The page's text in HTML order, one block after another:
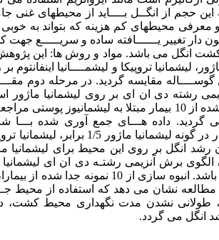
تهیه این حجم از انگــل بــــاید از محیطهای
از این رو معرفی محیطهای کم هزینه که
تغییر یــــــافته ساده و سریـــــع
انگل می باشد. مواد و روش ها: این
لیشمانیا تروپیکا و لیشمــــانیا
مقایسه گردید. در مرحله دوم
رشته دی ان ای بر روی لیشمانیا ماژور
محیط جامد در انبوه سازی انگل های ایزوله شده از 10 بیمار
در سـال 1381 ـ1380 بررسی گردید. داده هـــای جمع
انگل بر روی این محیط برای لیشمانیا
الگوی برش آنزیمی رشتـه دی ان ای
بود، می تواند نشانگر عدم تغییر ماهیت انگل
این مطالعه نشان می دهد که استفاده از
طولانی نشدن مدت نگهداری محیط کشت،
انگل می گردد.